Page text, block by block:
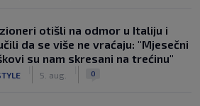
otišli na odmor u Italiju i
da se više ne vraćaju: "Mjesečni
su nam skresani na trećinu"
5. aug. 0